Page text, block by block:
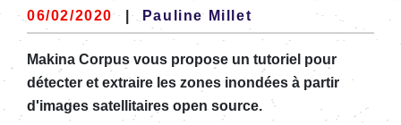
06/02/2020 | Pauline Millet
Makina Corpus vous propose un tutoriel pour
détecter et extraire les zones inondées à partir
d'images satellitaires open source.